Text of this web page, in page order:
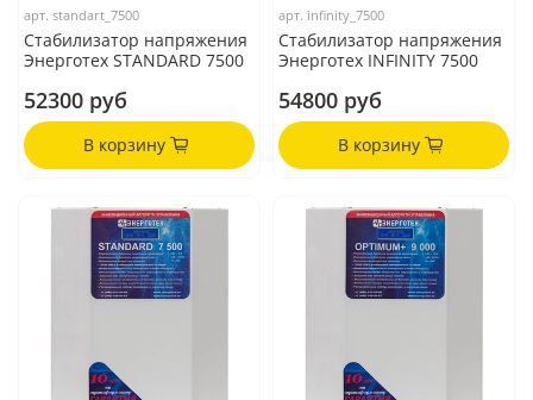
арт.standart_7500
Стабилизатор напряжения
Энерготех STANDARD 7500
52300 руб
В корзину
арт. infinity_7500
Стабилизатор напряжения
Энерготех INFINITY 7500
54800 руб
В корзину